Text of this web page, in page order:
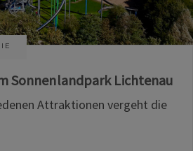
Sonnenlandpark Lichtenau
Attraktionen vergeht die